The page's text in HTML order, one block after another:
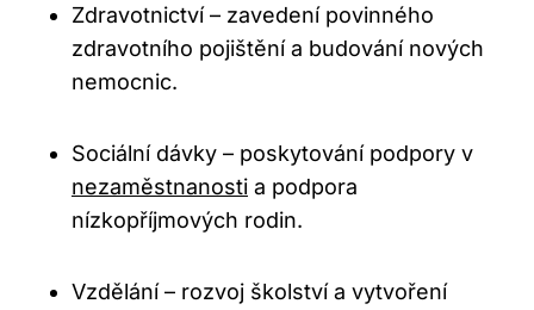
Zdravotnictví – zavedení povinného
zdravotního pojištění a budování nových
nemocnic.
Sociální dávky – poskytování podpory v
nezaměstnanosti a podpora
nízkopříjmových rodin.
Vzdělání – rozvoj školství a vytvoření